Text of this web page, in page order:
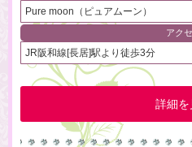
Pure moon（ピュアムーン）
アク
JR阪和線[長居]駅より徒歩3分
詳細を